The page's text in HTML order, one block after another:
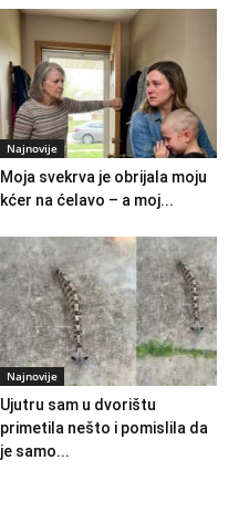
Najnovije
Moja svekrva je obrijala moju
kćer na ćelavo – a moj...
Najnovije
Ujutru sam u dvorištu
primetila nešto i pomislila da
je samo...